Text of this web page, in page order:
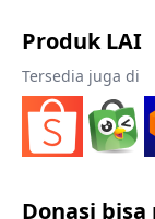
Produk LAI
Tersedia juga di
Donasi